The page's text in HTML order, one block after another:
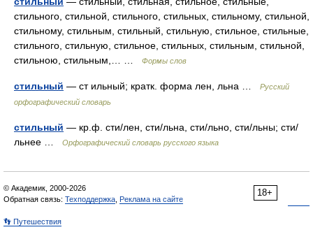
стильного, стильной, стильного, стильных, стильному, стильной,
стильному, стильным, стильный, стильную, стильное, стильные,
стильного, стильную, стильное, стильных, стильным, стильной,
стильною, стильным,… …
Формы слов
стильный — ст ильный; кратк. форма лен, льна …
Русский
орфографический словарь
стильный — кр.ф. сти/лен, сти/льна, сти/льно, сти/льны; сти/
льнее …
Орфографический словарь русского языка
18+
© Академик, 2000-2026
Обратная связь: Техподдержка Реклама на сайте
👣 Путешествия